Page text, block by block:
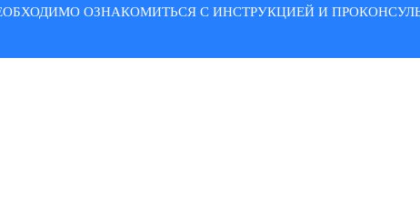
ОЗНАКОМИТЬСЯ С ИНСТРУКЦИЕЙ И